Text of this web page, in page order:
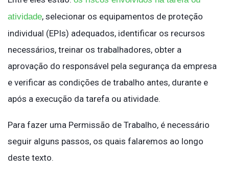
atividade, selecionar os equipamentos de proteção
individual (EPIs) adequados, identificar os recursos
necessários, treinar os trabalhadores, obter a
aprovação do responsável pela segurança da empresa
e verificar as condições de trabalho antes, durante e
após a execução da tarefa ou atividade.
Para fazer uma Permissão de Trabalho, é necessário
seguir alguns passos, os quais falaremos ao longo
deste texto.